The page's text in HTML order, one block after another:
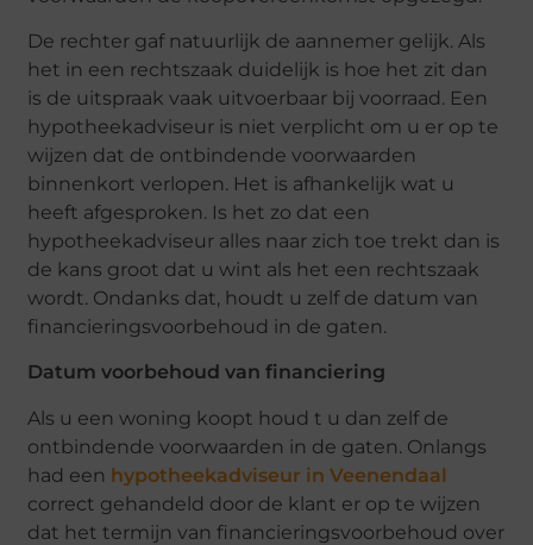
De rechter gaf natuurlijk de aannemer gelijk. Als
het in een rechtszaak duidelijk is hoe het zit dan
is de uitspraak vaak uitvoerbaar bij voorraad. Een
hypotheekadviseur is niet verplicht om u er op te
wijzen dat de ontbindende voorwaarden
binnenkort verlopen. Het is afhankelijk wat u
heeft afgesproken. Is het zo dat een
hypotheekadviseur alles naar zich toe trekt dan is
de kans groot dat u wint als het een rechtszaak
wordt. Ondanks dat, houdt u zelf de datum van
financieringsvoorbehoud in de gaten.
Datum voorbehoud van financiering
Als u een woning koopt houd t u dan zelf de
ontbindende voorwaarden in de gaten. Onlangs
had een hypotheekadviseur in Veenendaal
correct gehandeld door de klant er op te wijzen
dat het termijn van financieringsvoorbehoud over